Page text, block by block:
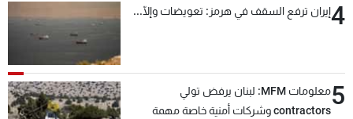
4إيران ترفع السقف في هرمز: تعويضات وإلّا...
5
معلومات MFM: لبنان يرفض تولي
contractors وشركات أمنية خاصة مهمة